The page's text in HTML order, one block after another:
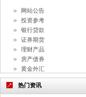
网站公告
投资参考
银行贷款
证券期货
理财产品
房产债券
黄金外汇
信托私募
保险基金
热门资讯